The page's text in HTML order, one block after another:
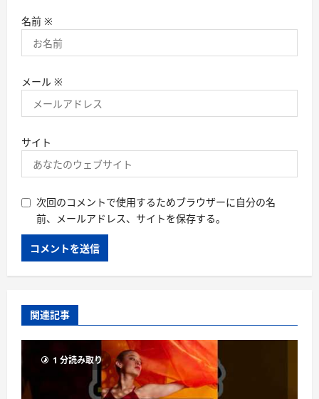
名前 ※
メール ※
サイト
次回のコメントで使用するためブラウザーに自分の名
前、メールアドレス、サイトを保存する。
関連記事
1 分読み取り